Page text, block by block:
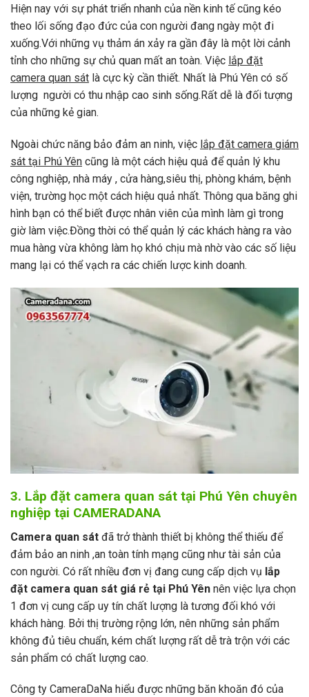
Hiện nay với sự phát triển nhanh của nền kinh tế cũng kéo
theo lối sống đạo đức của con người đang ngày một đi
xuống.Với những vụ thảm án xảy ra gần đây là một lời cảnh
tỉnh cho những sự chủ quan mất an toàn. Việc lắp đặt
camera quan sát là cực kỳ cần thiết. Nhất là Phú Yên có số
lượng người có thu nhập cao sinh sống.Rất dễ là đối tượng
của những kẻ gian.
Ngoài chức năng bảo đảm an ninh, việc lắp đặt camera giám
sát tại Phú Yên cũng là một cách hiệu quả để quản lý khu
công nghiệp, nhà máy , cửa hàng,siêu thị, phòng khám, bệnh
viện, trường học một cách hiệu quả nhất. Thông qua băng ghi
hình bạn có thể biết được nhân viên của mình làm gì trong
giờ làm việc.Đồng thời có thể quản lý các khách hàng ra vào
mua hàng vừa không làm họ khó chịu mà nhờ vào các số liệu
mang lại có thể vạch ra các chiến lược kinh doanh.
3. Lắp đặt camera quan sát tại Phú Yên chuyên
nghiệp tại CAMERADANA
Camera quan sát đã trở thành thiết bị không thể thiếu để
đảm bảo an ninh ,an toàn tính mạng cũng như tài sản của
con người. Có rất nhiều đơn vị đang cung cấp dịch vụ lắp
đặt camera quan sát giá rẻ tại Phú Yên nên việc lựa chọn
1 đơn vị cung cấp uy tín chất lượng là tương đối khó với
khách hàng. Bởi thị trường rộng lớn, nên những sản phẩm
không đủ tiêu chuẩn, kém chất lượng rất dễ trà trộn với các
sản phẩm có chất lượng cao.
Công ty CameraDaNa hiểu được những băn khoăn đó của